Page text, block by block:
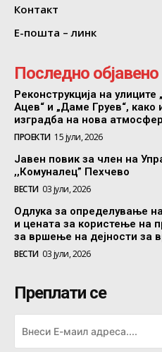
Контакт
Е-пошта – линк
Последно објавено
Реконструкција на
Ацев“ и „Даме Груев“, како
изградба на нова
ПРОЕКТИ 15 јули, 2026
Јавен повик за член на
,,Комуналец” Пехчево
ВЕСТИ 03 јули, 2026
Одлука за определување
и цената за користење на
за вршење на дејности за
ВЕСТИ 03 јули, 2026
Преплати се